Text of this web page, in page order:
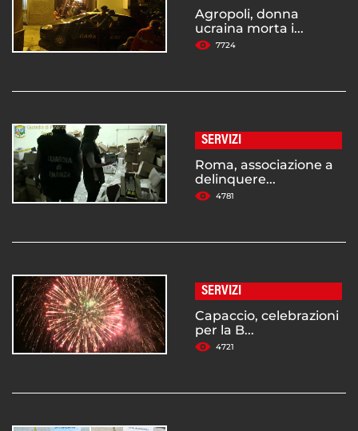
Agropoli, donna
ucraina morta i...
7724
SERVIZI
Roma, associazione a
delinquere...
4781
SERVIZI
Capaccio, celebrazioni
per la B...
4721